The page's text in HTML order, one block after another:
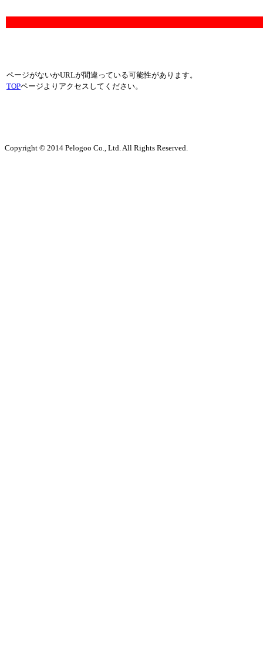
ページがないかURLが間違っている可能性があります。
TOPページよりアクセスしてください。
Copyright © 2014 Pelogoo Co., Ltd. All Rights Reserved.